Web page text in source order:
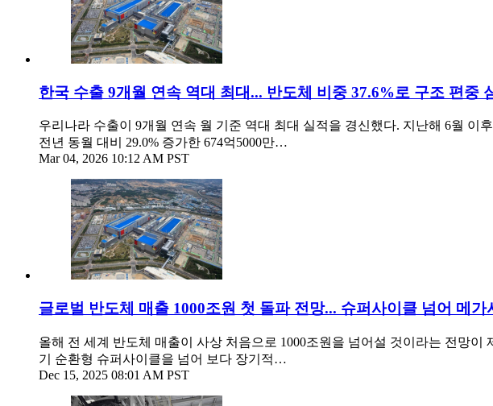
한국 수출 9개월 연속 역대 최대... 반도체 비중 37.6%로 구조 편중
우리나라 수출이 9개월 연속 월 기준 역대 최대 실적을 경신했다. 지난해 6월
전년 동월 대비 29.0% 증가한 674억5000만…
Mar 04, 2026 10:12 AM PST
글로벌 반도체 매출 1000조원 첫 돌파 전망... 슈퍼사이클 넘어 메
올해 전 세계 반도체 매출이 사상 처음으로 1000조원을 넘어설 것이라는 전망
기 순환형 슈퍼사이클을 넘어 보다 장기적…
Dec 15, 2025 08:01 AM PST